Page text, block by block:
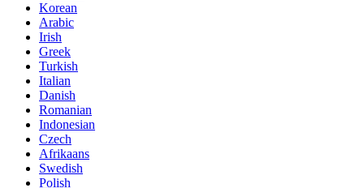
Korean
Arabic
Irish
Greek
Turkish
Italian
Danish
Romanian
Indonesian
Czech
Afrikaans
Swedish
Polish